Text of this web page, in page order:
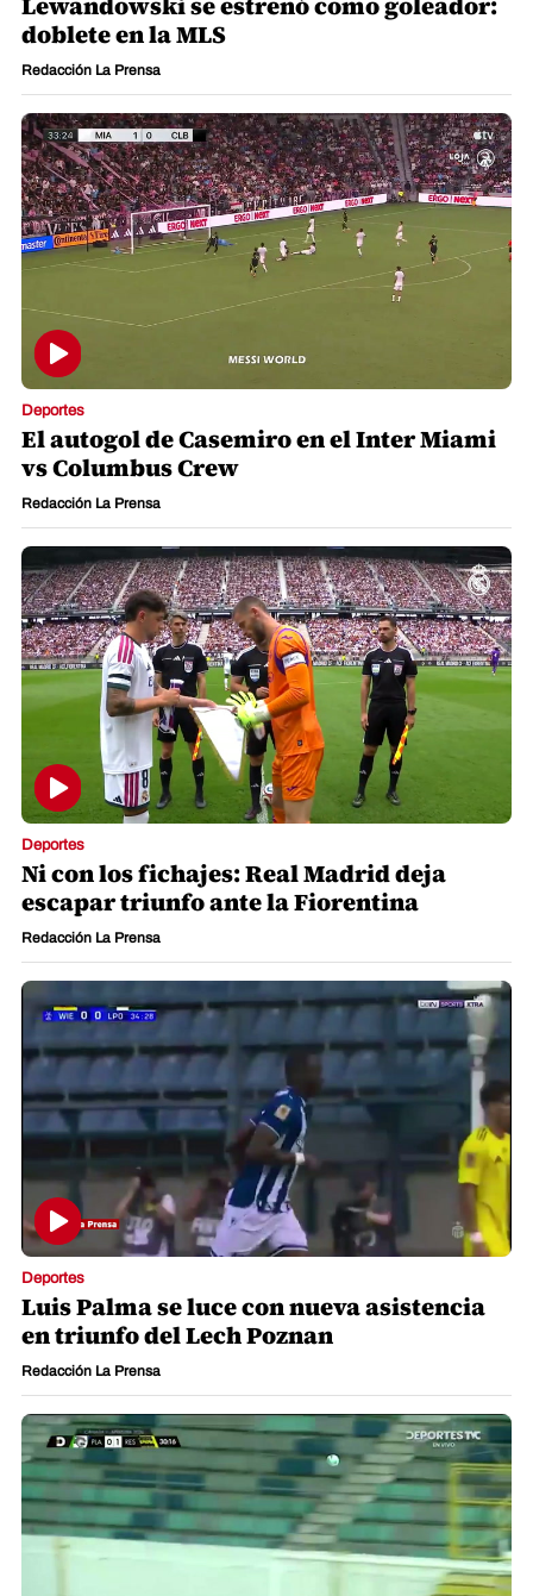
doblete en la MLS
Redacción La Prensa
Deportes
El autogol de Casemiro en el Inter Miami
vs Columbus Crew
Redacción La Prensa
Deportes
Ni con los fichajes: Real Madrid deja
escapar triunfo ante la Fiorentina
Redacción La Prensa
Deportes
Luis Palma se luce con nueva asistencia
en triunfo del Lech Poznan
Redacción La Prensa